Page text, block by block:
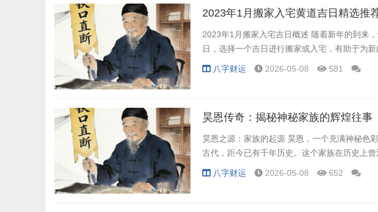
2023年1月搬家入宅黄道吉日精选推
2023年1月搬家入宅吉日概述 随着新年的到来
日，选择一个吉日进行搬家或入宅，有助于为
八字财运 2026-05-08 581
昊恩传奇：揭秘神秘家族的辉煌往事
昊恩之源：家族的起源 昊恩，一个充满神秘色
古代，距今已有千年历史。这个家族在历史上
八字财运 2026-05-08 652